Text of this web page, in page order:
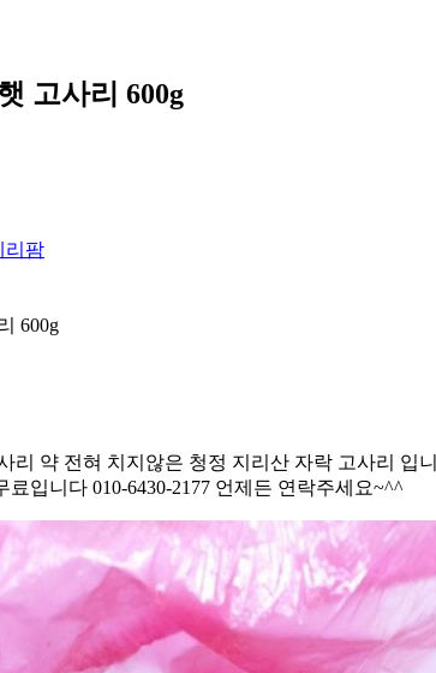
고사리 600g
리팜
600g
리 약 전혀 치지않은 청정 지리산 자락 고사리
료입니다 010-6430-2177 언제든 연락주세요~^^